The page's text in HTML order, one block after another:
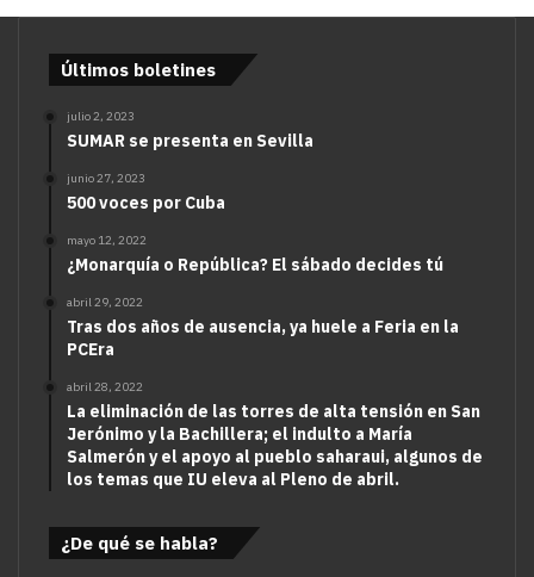
Últimos boletines
julio 2, 2023
SUMAR se presenta en Sevilla
junio 27, 2023
500 voces por Cuba
mayo 12, 2022
¿Monarquía o República? El sábado decides tú
abril 29, 2022
Tras dos años de ausencia, ya huele a Feria en la
PCEra
abril 28, 2022
La eliminación de las torres de alta tensión en San
Jerónimo y la Bachillera; el indulto a María
Salmerón y el apoyo al pueblo saharaui, algunos de
los temas que IU eleva al Pleno de abril.
¿De qué se habla?